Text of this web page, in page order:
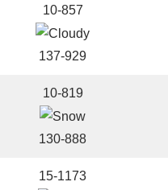
10-857
137-929
10-819
130-888
15-1173